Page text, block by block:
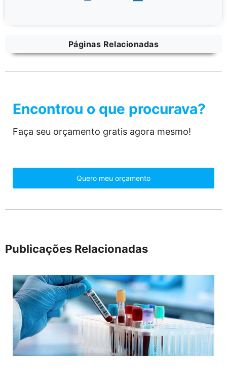
Páginas Relacionadas
Encontrou o que procurava?
Faça seu orçamento gratis agora mesmo!
Quero meu orçamento
Publicações Relacionadas